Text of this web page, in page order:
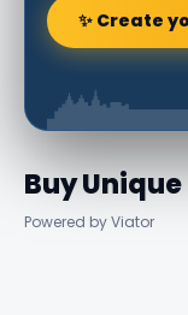
✨ Create
Buy
Powered by Viator